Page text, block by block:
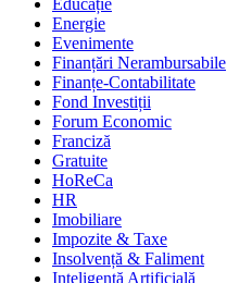
Educație
Energie
Evenimente
Finanțări Nerambursabile
Finanțe-Contabilitate
Fond Investiții
Forum Economic
Franciză
Gratuite
HoReCa
HR
Imobiliare
Impozite & Taxe
Insolvență & Faliment
Inteligență Artificială